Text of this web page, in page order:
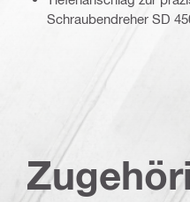
Schraubendreher SD